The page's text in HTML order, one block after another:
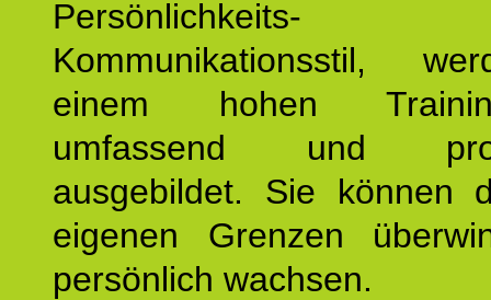
Kommunikationsstil,
einem hohen
umfassend und
ausgebildet. Sie können
eigenen Grenzen
persönlich wachsen.